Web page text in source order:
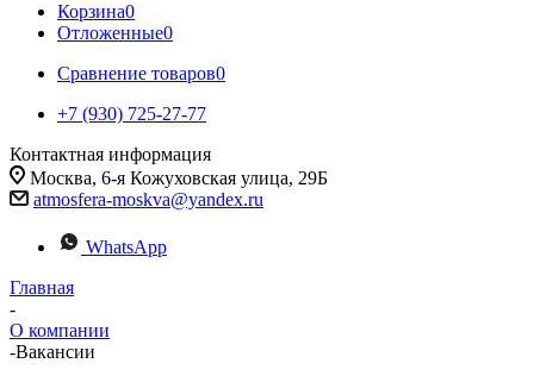
Корзина0
Отложенные0
Сравнение товаров0
+7 (930) 725-27-77
Контактная информация
Москва, 6-я Кожуховская улица, 29Б
atmosfera-moskva@yandex.ru
WhatsApp
Главная
-
О компании
-Вакансии